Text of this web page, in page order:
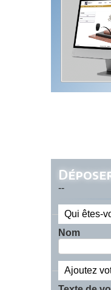
--
Qui êtes-
Nom
Ajoutez